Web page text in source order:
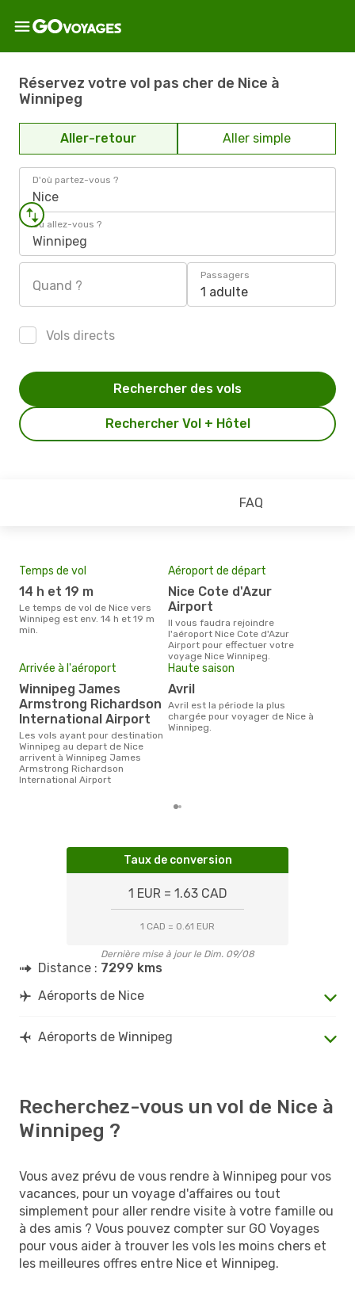
Réservez votre vol pas cher de Nice à
Winnipeg
Aller-retour Aller simple
D'où partez-vous ?
Nice
Où allez-vous ?
Winnipeg
Quand ?
Passagers
1 adulte
Vols directs
Rechercher Vol + Hôtel
Rechercher des vols
FAQ
Temps de vol
14 h et 19 m
Le temps de vol de Nice vers
Winnipeg est env. 14 h et 19 m
min.
Aéroport de départ
Nice Cote d'Azur
Airport
Il vous faudra rejoindre
l'aéroport Nice Cote d'Azur
Airport pour effectuer votre
voyage Nice Winnipeg.
Arrivée à l'aéroport
Winnipeg James
Armstrong Richardson
International Airport
Les vols ayant pour destination
Winnipeg au depart de Nice
arrivent à Winnipeg James
Armstrong Richardson
International Airport
Haute saison
avril
avril est la période la plus
chargée pour voyager de Nice à
Winnipeg.
Taux de conversion
1 EUR = 1.63 CAD
1 CAD = 0.61 EUR
Dernière mise à jour le Dim. 09/08
Distance : 7299 kms
Aéroports de Nice
Aéroports de Winnipeg
Recherchez-vous un vol de Nice à
Winnipeg ?
Vous avez prévu de vous rendre à Winnipeg pour vos
vacances, pour un voyage d'affaires ou tout
simplement pour aller rendre visite à votre famille ou
à des amis ? Vous pouvez compter sur GO Voyages
pour vous aider à trouver les vols les moins chers et
les meilleures offres entre Nice et Winnipeg.